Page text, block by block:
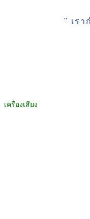
" เรา
เครื่องเสียง